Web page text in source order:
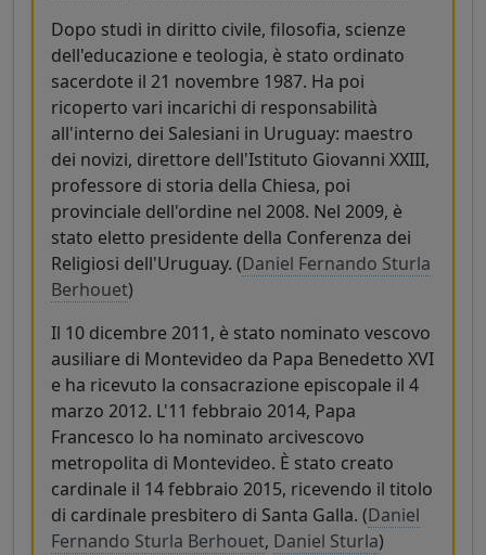
Dopo studi in diritto civile, filosofia, scienze
dell'educazione e teologia, è stato ordinato
sacerdote il 21 novembre 1987. Ha poi
ricoperto vari incarichi di responsabilità
all'interno dei Salesiani in Uruguay: maestro
dei novizi, direttore dell'Istituto Giovanni XXIII,
professore di storia della Chiesa, poi
provinciale dell'ordine nel 2008. Nel 2009, è
stato eletto presidente della Conferenza dei
Religiosi dell'Uruguay. (Daniel Fernando Sturla
Berhouet)
Il 10 dicembre 2011, è stato nominato vescovo
ausiliare di Montevideo da Papa Benedetto XVI
e ha ricevuto la consacrazione episcopale il 4
marzo 2012. L'11 febbraio 2014, Papa
Francesco lo ha nominato arcivescovo
metropolita di Montevideo. È stato creato
cardinale il 14 febbraio 2015, ricevendo il titolo
di cardinale presbitero di Santa Galla. (Daniel
Fernando Sturla Berhouet, Daniel Sturla)